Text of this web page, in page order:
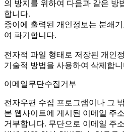
의 방지를 위하여 다음과 같은 방
합니다.
종이에 출력된 개인정보는 분쇄
여 파기합니다.
전자적 파일 형태로 저장된 개인
기술적 방법을 사용하여 삭제합니
이메일무단수집거부
전자우편 수집 프로그램이나 그
본 웹사이트에 게시된 이메일 주
거부합니다. 무단으로 이메일 주